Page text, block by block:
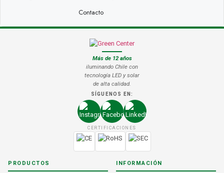
Contacto
Más de 12 años
iluminando Chile con
tecnología LED y solar
de alta calidad.
SÍGUENOS EN:
CERTIFICACIONES
PRODUCTOS INFORMACIÓN